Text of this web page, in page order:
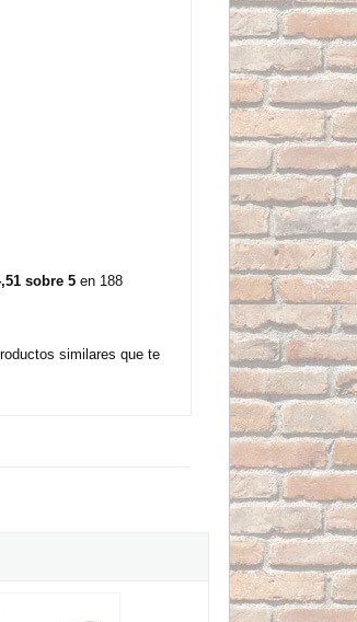
sobre 5 en 188
similares que te
hoja retráctil Fatmax EXO Stanley